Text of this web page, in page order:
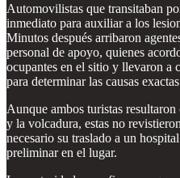
Automovilistas que transitaban
inmediato para auxiliar a los
Minutos después arribaron
personal de apoyo, quienes
ocupantes en el sitio y llevaron a
para determinar las causas
Aunque ambos turistas
y la volcadura, estas no
necesario su traslado a un
preliminar en el lugar.